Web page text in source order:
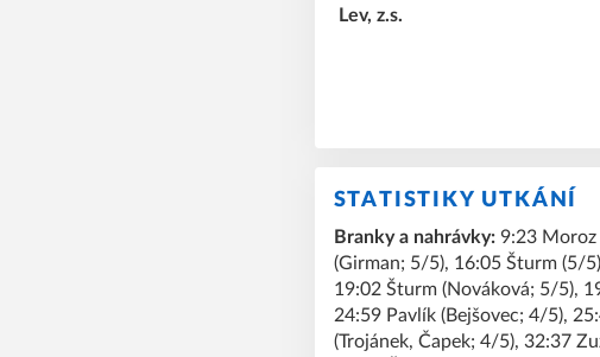
STATISTIKY UTKÁNÍ
Branky a nahrávky:9:23 Moroz
(Girman; 5/5), 16:05 Šturm (5/
19:02 Šturm (Nováková; 5/5),
24:59 Pavlík (Bejšovec; 4/5),
(Trojánek, Čapek; 4/5), 32:37